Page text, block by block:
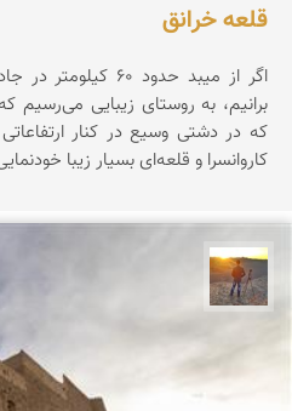
قلعه خرانق
اگر از میبد حدود
برانیم، به روستای زیبایی می‌رسیم
که در دشتی وسیع در کنار
کاروانسرا و قلعه‌ای بسیار زیبا